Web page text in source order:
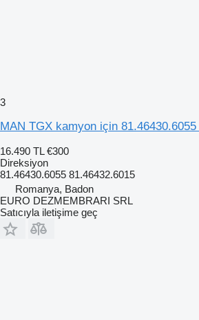
3
MAN TGX kamyon için
16.490 TL €300
Direksiyon
81.46430.6055 81.46432.6015
Romanya, Badon
EURO DEZMEMBRARI SRL
Satıcıyla iletişime geç